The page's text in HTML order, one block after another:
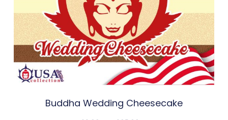
Buddha Wedding Cheesecake